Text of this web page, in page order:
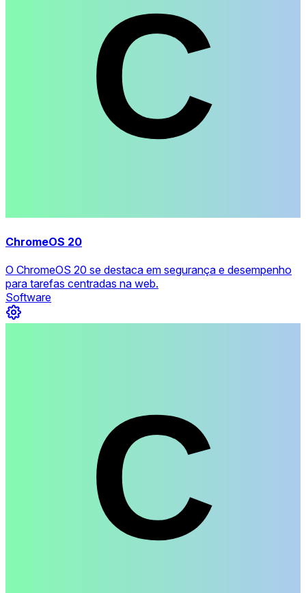
ChromeOS 20
O ChromeOS 20 se destaca em segurança e desempenho
para tarefas centradas na web.
Software